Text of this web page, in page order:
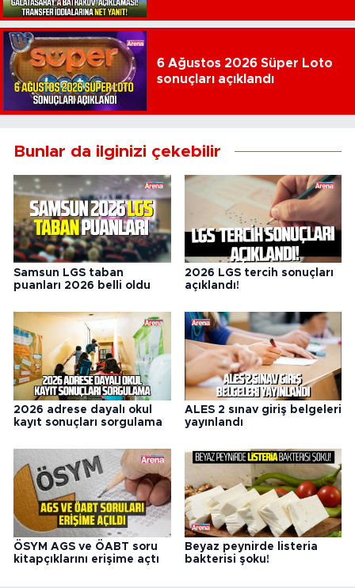
6 Ağustos 2026 Süper Loto
sonuçları açıklandı
Bunlar da ilginizi çekebilir
Samsun LGS taban
puanları 2026 belli oldu
2026 LGS tercih sonuçları
açıklandı!
2026 adrese dayalı okul
kayıt sonuçları sorgulama
ALES 2 sınav giriş belgeleri
yayınlandı
ÖSYM AGS ve ÖABT soru
kitapçıklarını erişime açtı
Beyaz peynirde listeria
bakterisi şoku!